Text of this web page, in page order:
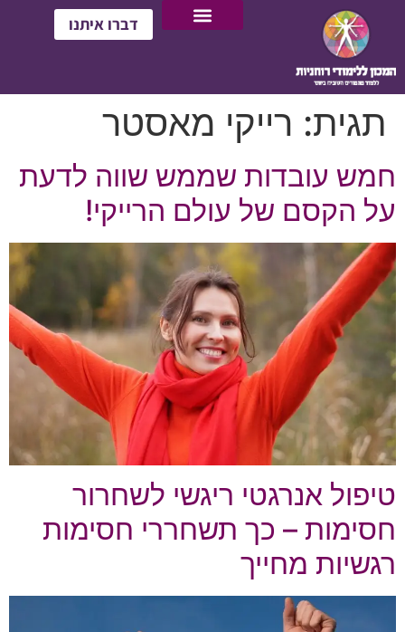
דברו איתנו
תגית: רייקי מאסטר
חמש עובדות שממש שווה לדעת
על הקסם של עולם הרייקי!
טיפול אנרגטי ריגשי לשחרור
חסימות – כך תשחררי חסימות
רגשיות מחייך